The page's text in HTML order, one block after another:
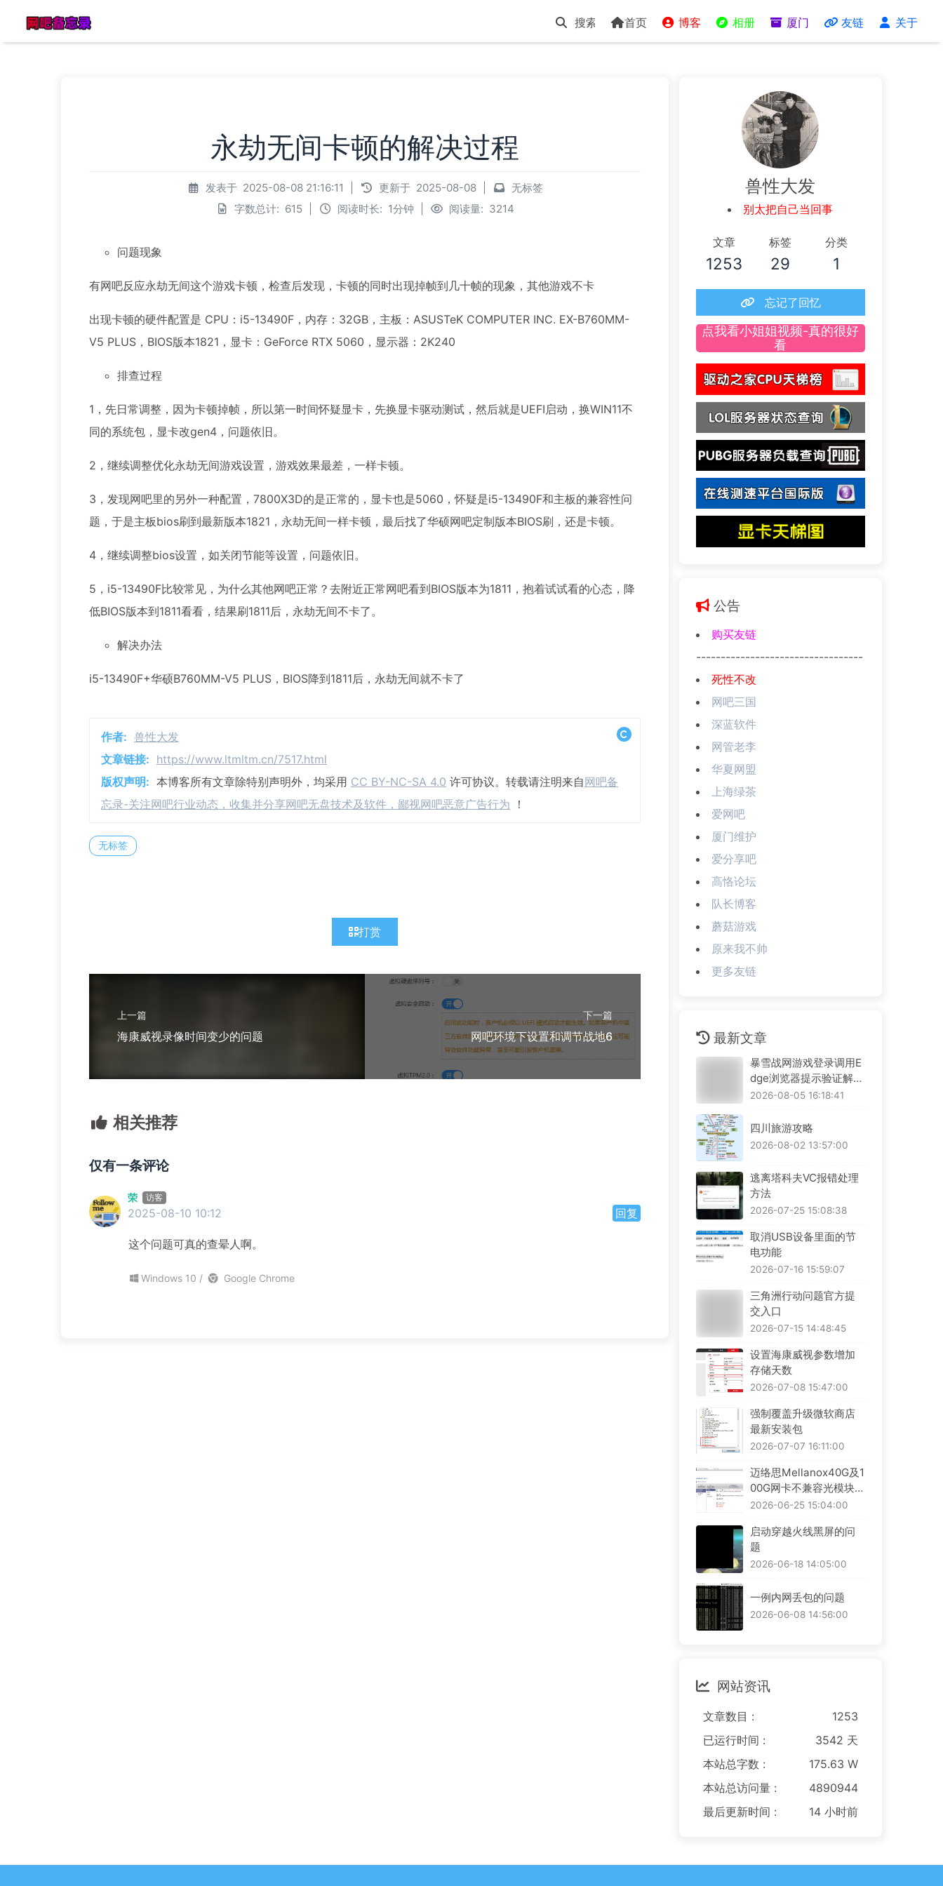
首页 博客 相册 厦门 友链 关于
永劫无间卡顿的解决过程
发表于 2025-08-08 21:16:11 更新于 2025-08-08
无标签
字数总计: 615 阅读时长: 1分钟 阅读量: 3214
问题现象
有网吧反应永劫无间这个游戏卡顿，检查后发现，卡顿的同时出现掉帧到几十帧的现象，其他游戏不卡
出现卡顿的硬件配置是 CPU：i5-13490F，内存：32GB，主板：ASUSTeK COMPUTER INC. EX-B760MM-
V5 PLUS，BIOS版本1821，显卡：GeForce RTX 5060，显示器：2K240
排查过程
1，先日常调整，因为卡顿掉帧，所以第一时间怀疑显卡，先换显卡驱动测试，然后就是UEFI启动，换WIN11不
同的系统包，显卡改gen4，问题依旧。
2，继续调整优化永劫无间游戏设置，游戏效果最差，一样卡顿。
3，发现网吧里的另外一种配置，7800X3D的是正常的，显卡也是5060，怀疑是i5-13490F和主板的兼容性问
题，于是主板bios刷到最新版本1821，永劫无间一样卡顿，最后找了华硕网吧定制版本BIOS刷，还是卡顿。
4，继续调整bios设置，如关闭节能等设置，问题依旧。
5，i5-13490F比较常见，为什么其他网吧正常？去附近正常网吧看到BIOS版本为1811，抱着试试看的心态，降
低BIOS版本到1811看看，结果刷1811后，永劫无间不卡了。
解决办法
i5-13490F+华硕B760MM-V5 PLUS，BIOS降到1811后，永劫无间就不卡了
作者: 兽性大发
文章链接: https://www.ltmltm.cn/7517.html
版权声明: 本博客所有文章除特别声明外，均采用 CC BY-NC-SA 4.0 许可协议。转载请注明来自网吧备
忘录-关注网吧行业动态，收集并分享网吧无盘技术及软件，鄙视网吧恶意广告行为 ！
无标签
打赏
上一篇
海康威视录像时间变少的问题
下一篇
网吧环境下设置和调节战地6
相关推荐
仅有一条评论
荣 访客
2025-08-10 10:12 回复
这个问题可真的查晕人啊。
Windows 10 / Google Chrome
兽性大发
别太把自己当回事
文章
1253
标签
29
分类
1
忘记了回忆
点我看小姐姐视频-真的很好
看
公告
购买友链
----------------------------------
死性不改
网吧三国
深蓝软件
网管老李
华夏网盟
上海绿茶
爱网吧
厦门维护
爱分享吧
高恪论坛
队长博客
蘑菇游戏
原来我不帅
更多友链
最新文章
暴雪战网游戏登录调用E
dge浏览器提示验证解决
方案
2026-08-05 16:18:41
四川旅游攻略
2026-08-02 13:57:00
逃离塔科夫VC报错处理
方法
2026-07-25 15:08:38
取消USB设备里面的节
电功能
2026-07-16 15:59:07
三角洲行动问题官方提
交入口
2026-07-15 14:48:45
设置海康威视参数增加
存储天数
2026-07-08 15:47:00
强制覆盖升级微软商店
最新安装包
2026-07-07 16:11:00
迈络思Mellanox40G及1
00G网卡不兼容光模块解
决办法
2026-06-25 15:04:00
启动穿越火线黑屏的问
题
2026-06-18 14:05:00
一例内网丢包的问题
2026-06-08 14:56:00
网站资讯
文章数目 :
1253
已运行时间 :
3542 天
本站总字数 :
175.63 W
本站总访问量 :
4890944
最后更新时间 :
14 小时前